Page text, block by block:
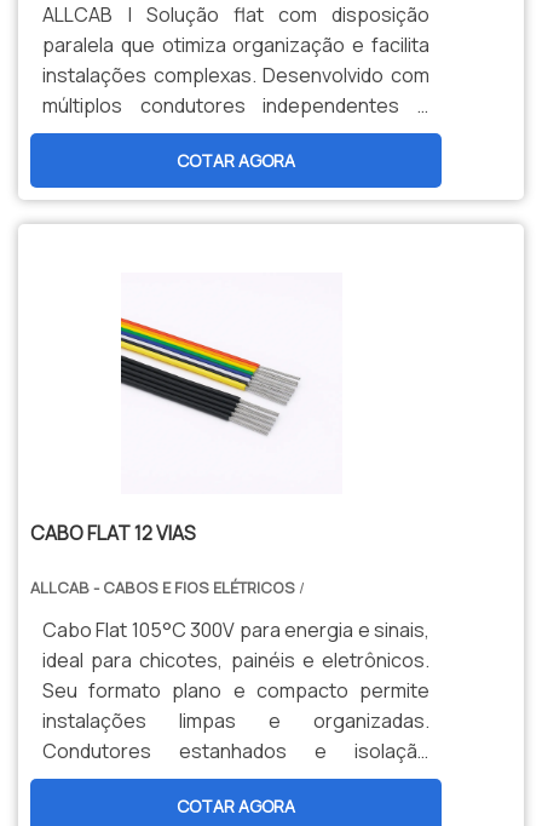
ALLCAB | Solução flat com disposição
paralela que otimiza organização e facilita
instalações complexas. Desenvolvido com
múltiplos condutores independentes e
isolação termorresistente (105°C). Ideal
para painéis de controle, automação e
sistemas onde a separação e identificação
de circuitos são essenciais.
COTAR AGORA
CABO FLAT 12 VIAS
ALLCAB - CABOS E FIOS ELÉTRICOS /
Cabo Flat 105°C 300V para energia e sinais,
ideal para chicotes, painéis e eletrônicos.
Seu formato plano e compacto permite
instalações limpas e organizadas.
Condutores estanhados e isolação
termorresistente garantem confiabilidade
e alta durabilidade.COTAR AGORA